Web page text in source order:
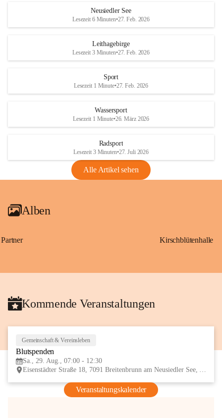
S
und den daraus folgenden wirtschaftlichen
Maßnahmen zur Bekämpfung
Rebe und der Amerikanischen
Anhang VBl. EU Nr. 18
1 Seite•1,4 MB
VBl. EU Nr. 18_2026
r
S
Neusiedler See
Lesezeit 6 Minuten•27. Feb. 2026
Leithagebirge
Lesezeit 3 Minuten•27. Feb. 2026
Sport
Lesezeit 1 Minute•27. Feb. 2026
Wassersport
Lesezeit 1 Minute•26. März 2026
Radsport
Lesezeit 3 Minuten•27. Juli 2026
Alle Artikel sehen
Alben
Partner Kirschblütenhalle
Kommende Veranstaltungen
Gemeinschaft & Vereinsleben
Blutspenden
Sa., 29. Aug., 07:00 - 12:30
Eisenstädter Straße 18, 7091 Breitenbrunn am Neusiedler See, AUT
Veranstaltungskalender